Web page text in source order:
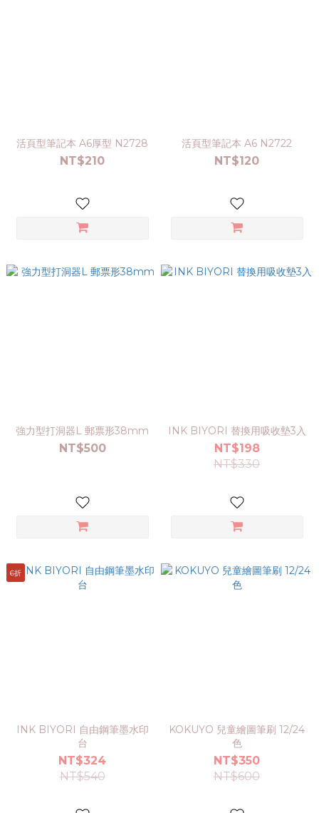
活頁型筆記本 A6厚型 N2728
NT$210
活頁型筆記本 A6 N2722
NT$120
強力型打洞器L 郵票形38mm
NT$500
INK BIYORI 替換用吸收墊3入
NT$198
NT$330
6折
INK BIYORI 自由鋼筆墨水印
台
NT$324
NT$540
KOKUYO 兒童繪圖筆刷 12/24
色
NT$350
NT$600